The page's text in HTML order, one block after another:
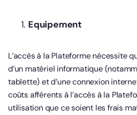
Equipement
L’accès à la Plateforme nécessite
d’un matériel informatique
tablette) et d’une connexion
coûts afférents à l’accès à la
utilisation que ce soient les frais